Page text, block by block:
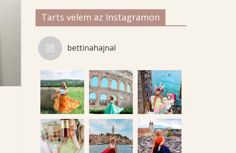
Tarts velem az Instagramon
bettinahajnal